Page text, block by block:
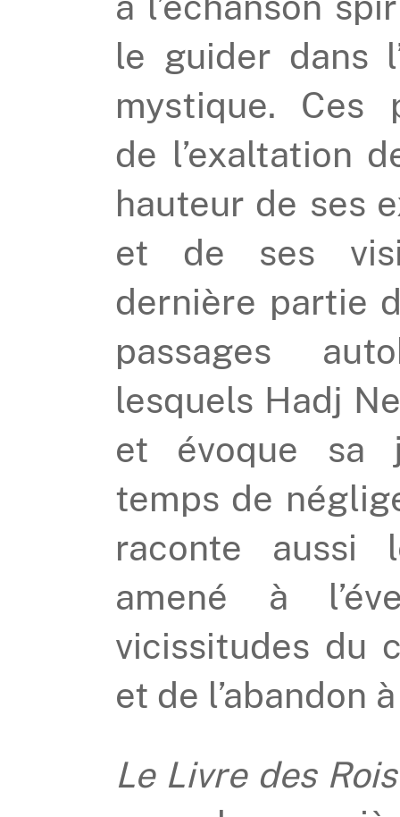
le guider dans
mystique. Ces
de l’exaltation
hauteur de ses
et de ses
dernière partie
passages
lesquels Hadj
et évoque sa
temps de
raconte aussi
amené à
vicissitudes du
et de l’abandon
Le Livre des